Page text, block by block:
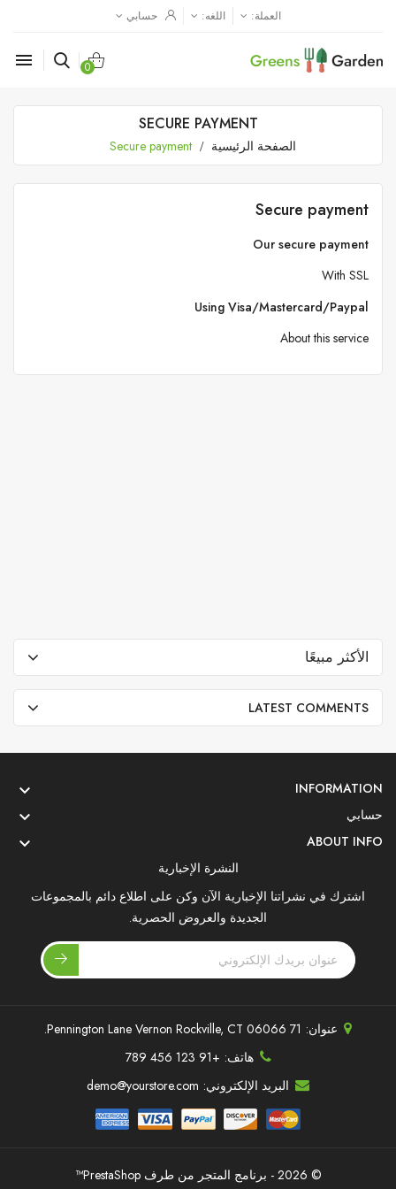
العملة: اللغه: حسابي
0

SECURE PAYMENT
الصفحة الرئيسية Secure payment
Secure payment
Our secure payment
With SSL
Using Visa/Mastercard/Paypal
About this service
الأكثر مبيعًا
LATEST COMMENTS
INFORMATION

حسابي 
ABOUT INFO

النشرة الإخبارية
اشترك في نشراتنا الإخبارية الآن وكن على اطلاع دائم بالمجموعات
الجديدة والعروض الحصرية.
عنوان: 71 Pennington Lane Vernon Rockville, CT 06066.
هاتف: +91 123 456 789
البريد الإلكتروني: demo@yourstore.com
© 2026 - برنامج المتجر من طرف PrestaShop™